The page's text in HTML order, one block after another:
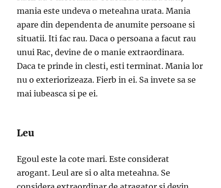
mania este undeva o meteahna urata. Mania
apare din dependenta de anumite persoane si
situatii. Iti fac rau. Daca o persoana a facut rau
unui Rac, devine de o manie extraordinara.
Daca te prinde in clesti, esti terminat. Mania lor
nu o exteriorizeaza. Fierb in ei. Sa invete sa se
mai iubeasca si pe ei.
Leu
Egoul este la cote mari. Este considerat
arogant. Leul are si o alta meteahna. Se